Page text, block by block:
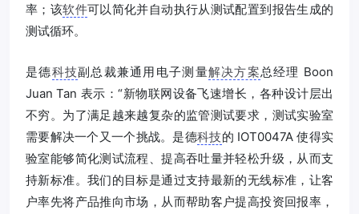
率；该软件可以简化并自动执行从测试配置到报告生成的
测试循环。
是德科技副总裁兼通用电子测量解决方案总经理 Boon
Juan Tan 表示：“新物联网设备飞速增长，各种设计层出
不穷。为了满足越来越复杂的监管测试要求，测试实验室
需要解决一个又一个挑战。是德科技的 IOT0047A 使得实
验室能够简化测试流程、提高吞吐量并轻松升级，从而支
持新标准。我们的目标是通过支持最新的无线标准，让客
户率先将产品推向市场，从而帮助客户提高投资回报率，